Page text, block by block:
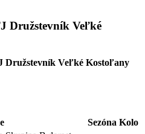
Družstevník Veľké
Družstevník Veľké Kostoľany
Sezóna Kolo